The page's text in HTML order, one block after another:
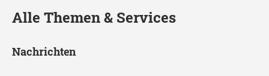
Alle Themen & Services
Nachrichten